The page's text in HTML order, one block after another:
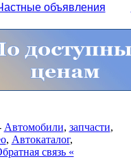
объявления
Автомобили, запчасти,
, Автокаталог,
связь «